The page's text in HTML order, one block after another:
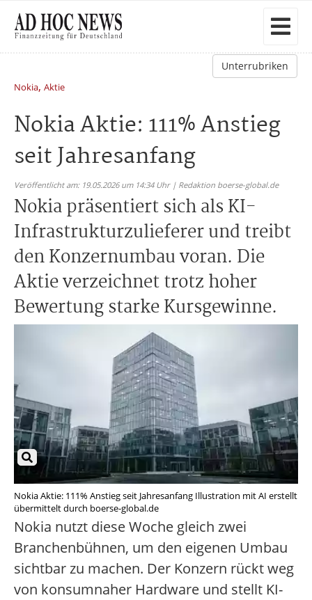
Unterrubriken
Nokia, Aktie
Nokia Aktie: 111% Anstieg
seit Jahresanfang
Veröffentlicht am: 19.05.2026 um 14:34 Uhr | Redaktion boerse-global.de
Nokia präsentiert sich als KI-
Infrastrukturzulieferer und treibt
den Konzernumbau voran. Die
Aktie verzeichnet trotz hoher
Bewertung starke Kursgewinne.
Nokia Aktie: 111% Anstieg seit Jahresanfang Illustration mit AI erstellt
übermittelt durch boerse-global.de
Nokia nutzt diese Woche gleich zwei
Branchenbühnen, um den eigenen Umbau
sichtbar zu machen. Der Konzern rückt weg
von konsumnaher Hardware und stellt KI-